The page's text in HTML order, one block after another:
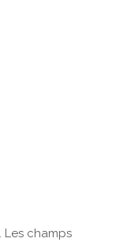
Les champs